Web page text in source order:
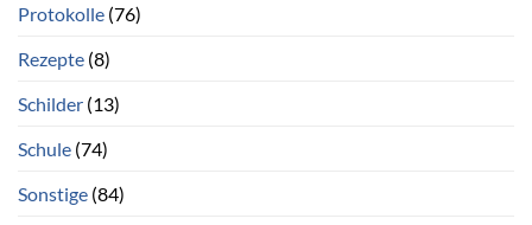
Protokolle (76)
Rezepte (8)
Schilder (13)
Schule (74)
Sonstige (84)